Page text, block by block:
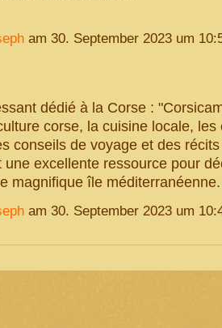
am 30. September 2023 um
dédié à la Corse :
corse, la cuisine locale, les
conseils de voyage et des
une excellente ressource pour
magnifique île méditerranéenne.
am 30. September 2023 um